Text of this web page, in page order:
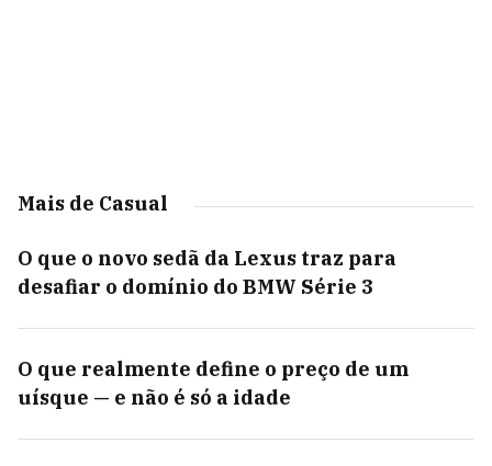
Mais de Casual
O que o novo sedã da Lexus traz para
desafiar o domínio do BMW Série 3
O que realmente define o preço de um
uísque — e não é só a idade